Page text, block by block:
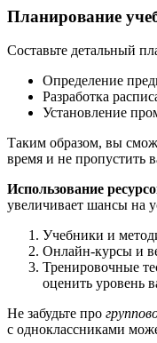
Планирование
Составьте детальный
Определение
Разработка
Установление
Таким образом, вы
время и не пропустить
Использование
увеличивает шансы на
Учебники и
Онлайн-курсы и
Тренировочные
оценить уровень
Не забудьте про
с одноклассниками